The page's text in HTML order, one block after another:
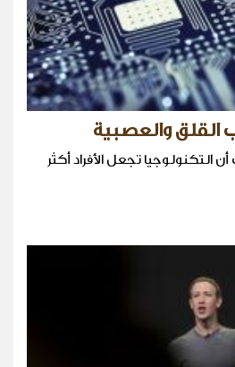
القلق والعصبية
التكنولوجيا تجعل الأفراد أكثر